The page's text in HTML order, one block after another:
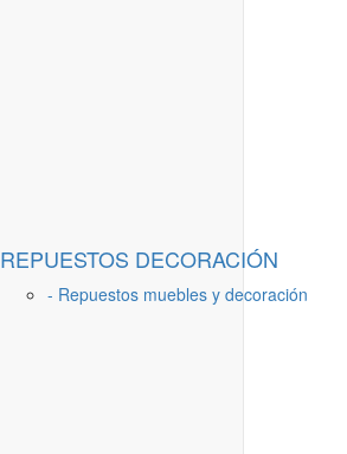
REPUESTOS DECORACIÓN
- Repuestos muebles y decoración